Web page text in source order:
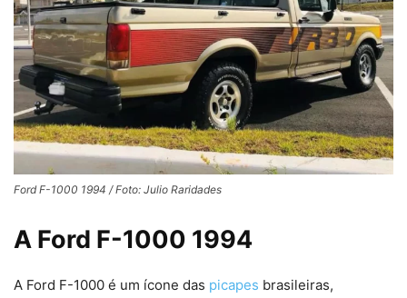
Ford F-1000 1994 / Foto: Julio Raridades
A Ford F-1000 1994
A Ford F-1000 é um ícone das picapes brasileiras,